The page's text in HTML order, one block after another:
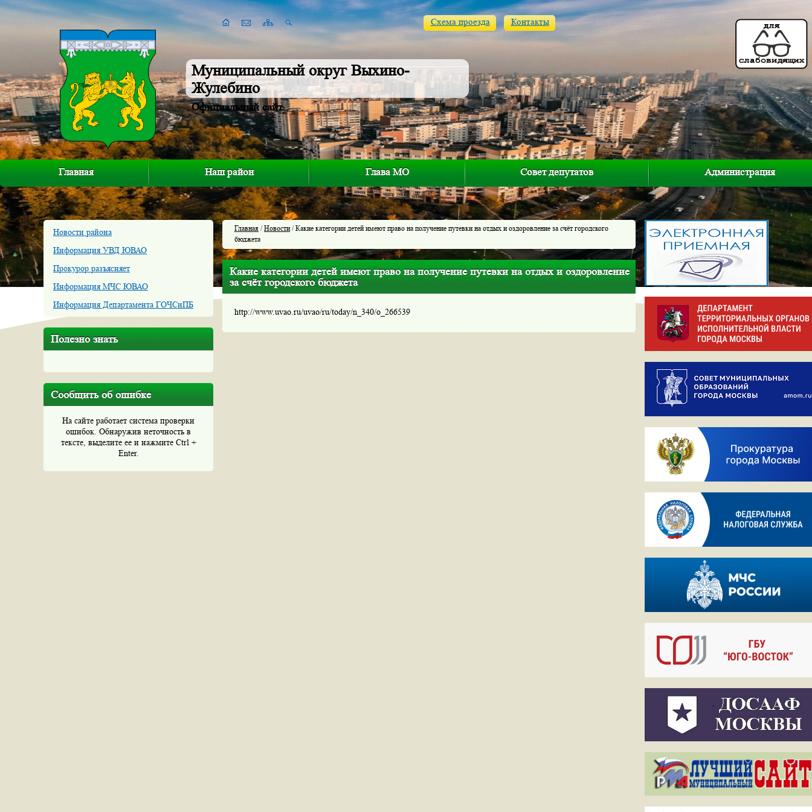
Муниципальный округ Выхино-
Жулебино
Официальный сайт
Схема проезда Контакты
Главная Наш район Глава МО Совет депутатов Администрация
Новости района
Информация УВД ЮВАО
Прокурор разъясняет
Информация МЧС ЮВАО
Информация Департамента ГОЧСиПБ
Полезно знать
Сообщить об ошибке
На сайте работает система проверки
ошибок. Обнаружив неточность в
тексте, выделите ее и нажмите Ctrl +
Enter.
Главная /Новости/ Какие категории детей имеют право на получение путевки на отдых и оздоровление за счёт городского
бюджета
Какие категории детей имеют право на получение путевки на отдых и оздоровление
за счёт городского бюджета
http://www.uvao.ru/uvao/ru/today/n_340/o_266539